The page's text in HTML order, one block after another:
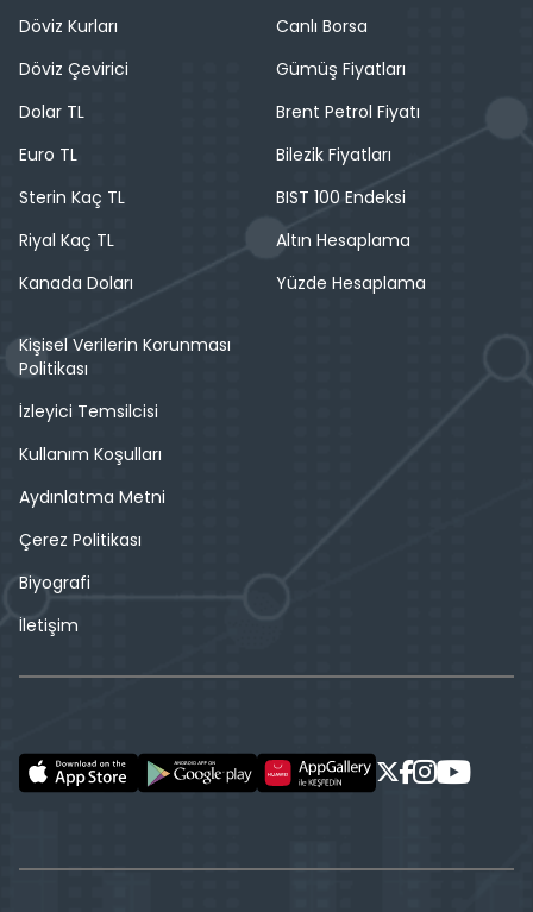
Döviz Kurları
Döviz Çevirici
Dolar TL
Euro TL
Sterin Kaç TL
Riyal Kaç TL
Kanada Doları
Canlı Borsa
Gümüş Fiyatları
Brent Petrol Fiyatı
Bilezik Fiyatları
BIST 100 Endeksi
Altın Hesaplama
Yüzde Hesaplama
Kişisel Verilerin Korunması
Politikası
İzleyici Temsilcisi
Kullanım Koşulları
Aydınlatma Metni
Çerez Politikası
Biyografi
İletişim